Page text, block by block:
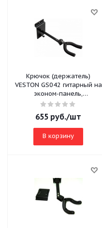
Крючок (держатель)
VESTON GS042 гитарный на
эконом-панель,
поворотный, длинный
655 руб./шт
В корзину